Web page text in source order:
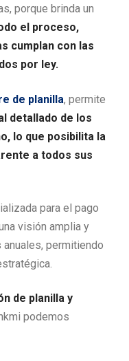
porque brinda un
el proceso,
cumplan con las
por ley.
de planilla, permite
detallado de los
lo que posibilita la
a todos sus
para el pago
visión amplia y
permitiendo
de planilla y
podemos